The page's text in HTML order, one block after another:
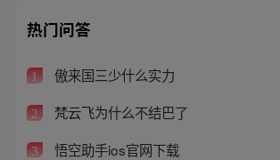
热门问答
1 傲来国三少什么实力
2 梵云飞为什么不结巴了
3 悟空助手ios官网下载